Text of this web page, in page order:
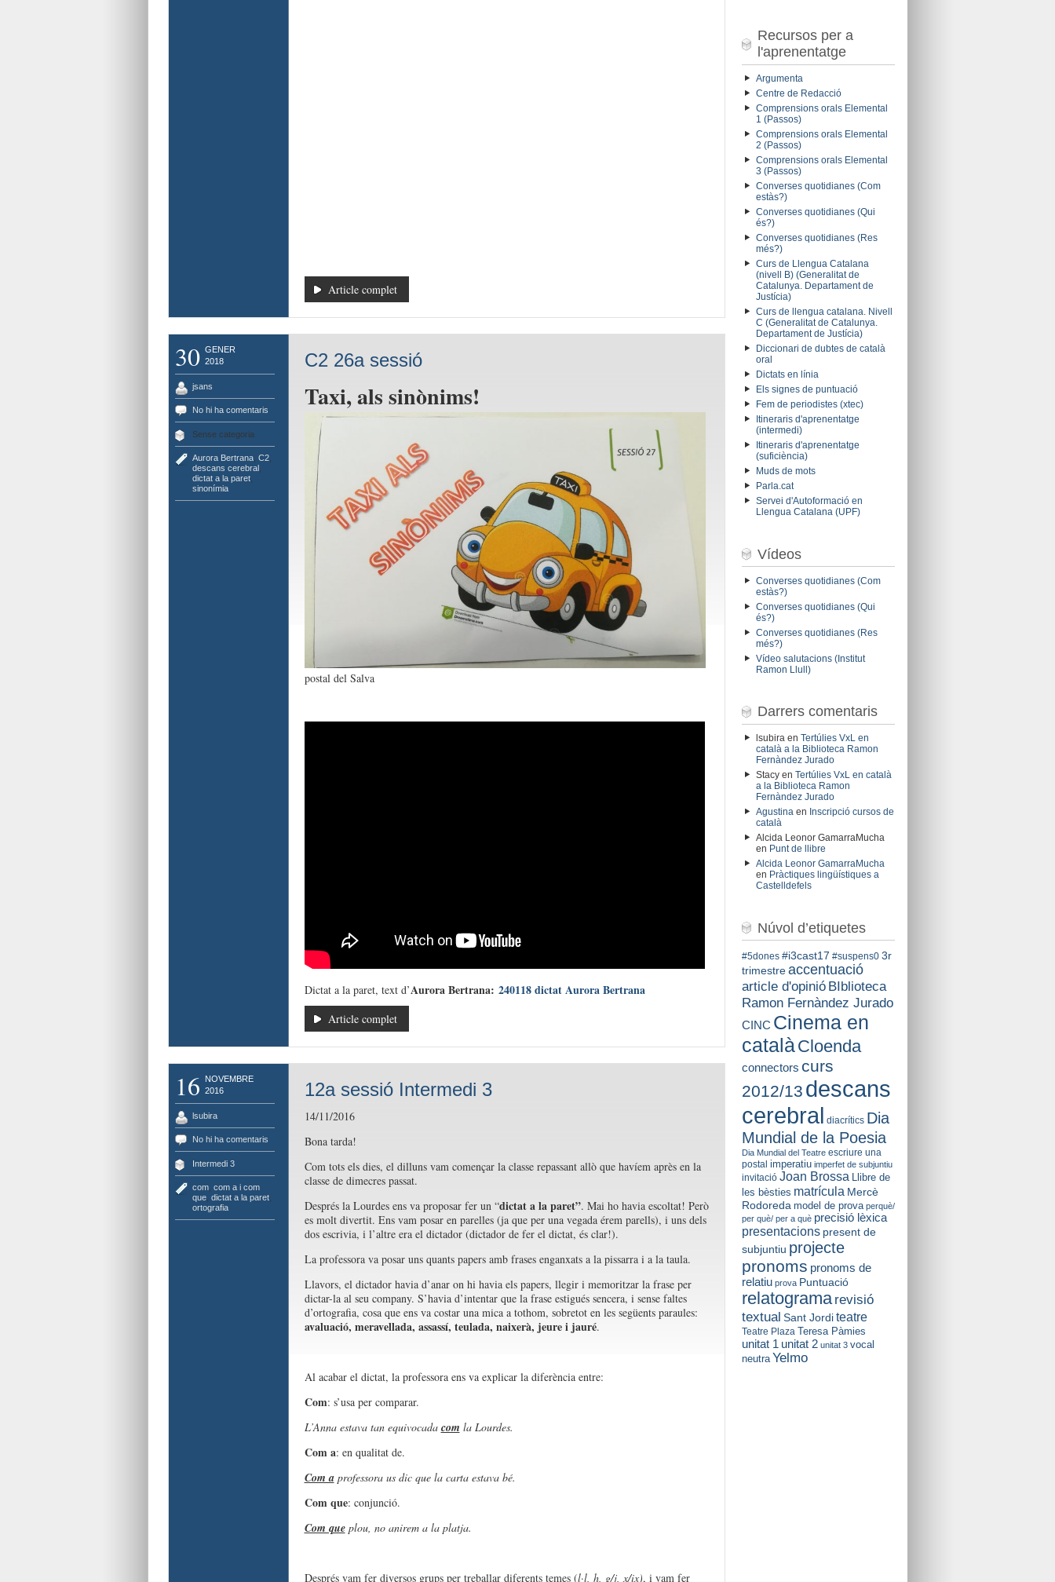
Article complet
30 GENER
2018
jsans
No hi ha comentaris
Sense categoria
Aurora Bertrana, C2,
descans cerebral,
dictat a la paret,
sinonímia
C2 26a sessió
Taxi, als sinònims!
postal del Salva
Dictat a la paret, text d’Aurora Bertrana: 240118 dictat Aurora Bertrana
Article complet
16
NOVEMBRE
2016
lsubira
No hi ha comentaris
Intermedi 3
com, com a i com
que, dictat a la paret,
ortografia
12a sessió Intermedi 3
14/11/2016
Bona tarda!
Com tots els dies, el dilluns vam començar la classe repassant allò que havíem après en la
classe de dimecres passat.
Després la Lourdes ens va proposar fer un “dictat a la paret”. Mai ho havia escoltat! Però
es molt divertit. Ens vam posar en parelles (ja que per una vegada érem parells), i uns dels
dos escrivia, i l’altre era el dictador (dictador de fer el dictat, és clar!).
La professora va posar uns quants papers amb frases enganxats a la pissarra i a la taula.
Llavors, el dictador havia d’anar on hi havia els papers, llegir i memoritzar la frase per
dictar-la al seu company. S’havia d’intentar que la frase estigués sencera, i sense faltes
d’ortografia, cosa que ens va costar una mica a tothom, sobretot en les següents paraules:
avaluació, meravellada, assassí, teulada, naixerà, jeure i jauré.
Al acabar el dictat, la professora ens va explicar la diferència entre:
Com: s’usa per comparar.
L’Anna estava tan equivocada com la Lourdes.
Com a: en qualitat de.
Com aprofessora us dic que la carta estava bé.
Com que: conjunció.
Com queplou, no anirem a la platja.
Després vam fer diversos grups per treballar diferents temes (l·l, h, g/j, x/ix), i vam fer
Recursos per a
l'aprenentatge
Argumenta
Centre de Redacció
Comprensions orals Elemental
1 (Passos)
Comprensions orals Elemental
2 (Passos)
Comprensions orals Elemental
3 (Passos)
Converses quotidianes (Com
estàs?)
Converses quotidianes (Qui
és?)
Converses quotidianes (Res
més?)
Curs de Llengua Catalana
(nivell B) (Generalitat de
Catalunya. Departament de
Justícia)
Curs de llengua catalana. Nivell
C (Generalitat de Catalunya.
Departament de Justícia)
Diccionari de dubtes de català
oral
Dictats en línia
Els signes de puntuació
Fem de periodistes (xtec)
Itineraris d'aprenentatge
(intermedi)
Itineraris d'aprenentatge
(suficiència)
Muds de mots
Parla.cat
Servei d'Autoformació en
Llengua Catalana (UPF)
Vídeos
Converses quotidianes (Com
estàs?)
Converses quotidianes (Qui
és?)
Converses quotidianes (Res
més?)
Vídeo salutacions (Institut
Ramon Llull)
Darrers comentaris
lsubiraen Tertúlies VxL en
català a la Biblioteca Ramon
Fernàndez Jurado
Stacyen Tertúlies VxL en català
a la Biblioteca Ramon
Fernàndez Jurado
Agustinaen Inscripció cursos de
català
Alcida Leonor GamarraMucha
en Punt de llibre
Alcida Leonor GamarraMucha
en Pràctiques lingüístiques a
Castelldefels
Núvol d’etiquetes
#5dones #i3cast17 #suspens0 3r
trimestre accentuació
article d'opinió BIblioteca
Ramon Fernàndez Jurado
CINC Cinema en
catalàCloenda
connectors curs
2012/13 descans
cerebral diacrítics Dia
Mundial de la Poesia
Dia Mundial del Teatre escriure una
postal imperatiu imperfet de subjuntiu
invitació Joan Brossa
Llibre de
les bèsties matrícula Mercè
Rodoreda model de prova perquè/
per què/ per a què precisió lèxica
presentacions present de
subjuntiu projecte
pronoms pronoms de
relatiu prova Puntuació
relatograma revisió
textual Sant Jordi teatre
Teatre Plaza Teresa Pàmies
unitat 1 unitat 2 unitat 3 vocal
neutra Yelmo